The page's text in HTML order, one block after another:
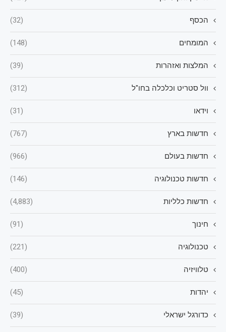
הכסף (32)
המומחים (148)
המלצות ואזהרות (39)
וול סטריט וכלכלה בחו"ל (312)
וידאו (31)
חדשות בארץ (767)
חדשות בעולם (966)
חדשות טכנולוגיה (146)
חדשות כלליות (4,883)
חינוך (91)
טכנולוגיה (221)
טלוויזיה (400)
יהדות (45)
כדורגל ישראלי (39)